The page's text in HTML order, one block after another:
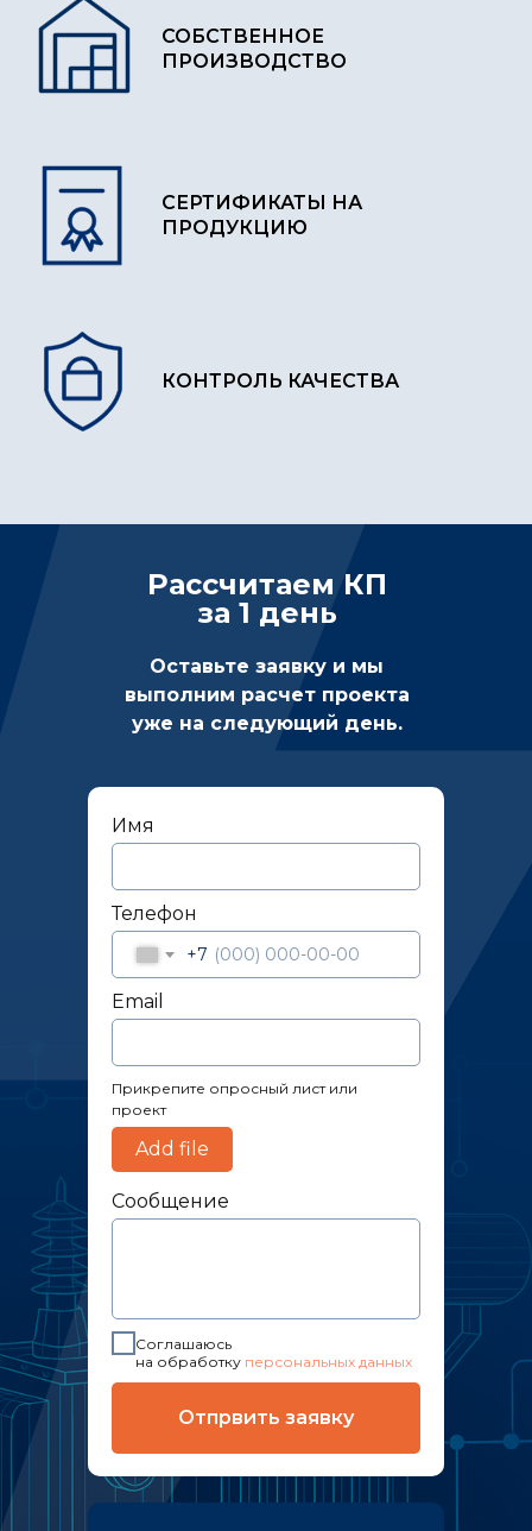
СОБСТВЕННОЕ
ПРОИЗВОДСТВО
СЕРТИФИКАТЫ НА
ПРОДУКЦИЮ
КОНТРОЛЬ КАЧЕСТВА
Рассчитаем КП
за 1 день
Оставьте заявку и мы
выполним расчет проекта
уже на следующий день.
Имя
Телефон
+7
Email
Прикрепите опросный лист или
проект
Add file
Сообщение
Соглашаюсь
на обработку персональных данных
Отпрвить заявку